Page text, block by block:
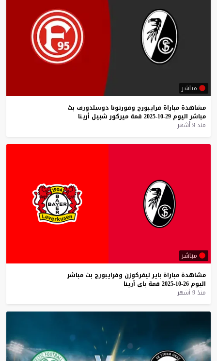
مباشر
مشاهدة مباراة فرايبورج وفورتونا دوسلدورف بث
مباشر اليوم 29-10-2025 قمة ميركور شبيل أرينا
منذ 9 أشهر
مباشر
مشاهدة مباراة باير ليفركوزن وفرايبورج بث مباشر
اليوم 26-10-2025 قمة باي أرينا
منذ 9 أشهر